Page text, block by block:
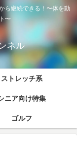
ら継続できる！〜体を動
〜
ネル
ストレッチ系
ニア向け特集
ゴルフ